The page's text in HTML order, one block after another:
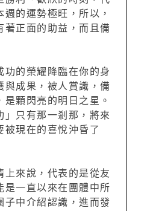
的運勢極旺，所以，
著正面的助益，而且備
功的榮耀降臨在你的身
與成果，被人賞識，備
顆閃亮的明日之星。
」只有那一剎那，將來
被現在的喜悅沖昏了
上來說，代表的是從友
是一直以來在團體中所
子中介紹認識，進而發